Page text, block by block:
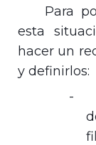
Para
esta
hacer un
y definirlos:
-